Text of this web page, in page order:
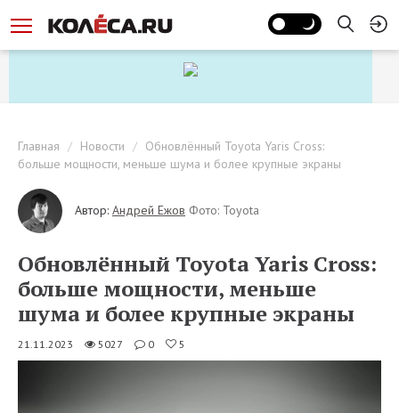
Главная Новости
Обновлённый Toyota Yaris Cross:
больше мощности, меньше шума и более крупные экраны
Автор: Андрей Ежов Фото: Toyota
Обновлённый Toyota Yaris Cross:
больше мощности, меньше
шума и более крупные экраны
21.11.2023 5027 0 5